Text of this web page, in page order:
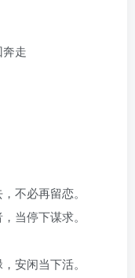
走
不必再留恋。
当停下谋求。
安闲当下活。